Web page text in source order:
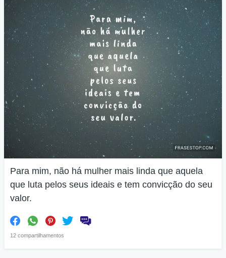
Para mim, não há mulher mais linda que aquela
que luta pelos seus ideais e tem convicção do seu
valor.
12 compartilhamentos